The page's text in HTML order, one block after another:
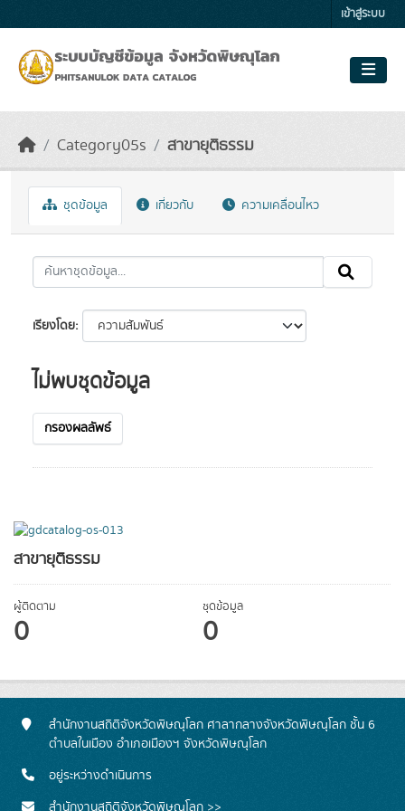
เข้าสู่ระบบ
Category05s สาขายุติธรรม
สาขายุติธรรม
ผู้ติดตาม
0
ชุดข้อมูล
0
ชุดข้อมูล เกี่ยวกับ ความเคลื่อนไหว
เรียงโดย
ไม่พบชุดข้อมูล
กรองผลลัพธ์
สำนักงานสถิติจังหวัดพิษณุโลก ศาลากลางจังหวัดพิษณุโลก ชั้น 6
ตำบลในเมือง อำเภอเมืองฯ จังหวัดพิษณุโลก
อยู่ระหว่างดำเนินการ
สำนักงานสถิติจังหวัดพิษณุโลก >>